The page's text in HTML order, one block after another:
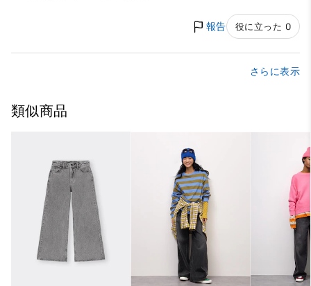
報告 役に立った 0
さらに表示
類似商品